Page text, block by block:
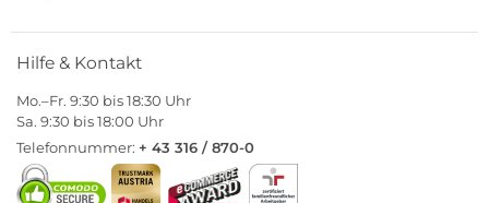
Hilfe & Kontakt
Mo.–Fr. 9:30 bis 18:30 Uhr
Sa. 9:30 bis 18:00 Uhr
Telefonnummer: + 43 316 / 870-0